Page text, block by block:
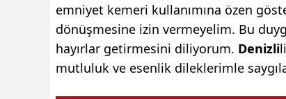
emniyet kemeri kullanımına özen
dönüşmesine izin vermeyelim. Bu
hayırlar getirmesini diliyorum. Denizli
mutluluk ve esenlik dileklerimle